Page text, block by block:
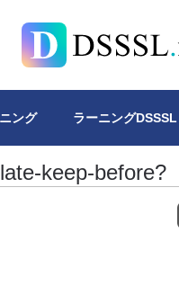
ング ラーニングDSSSL
keep-before?